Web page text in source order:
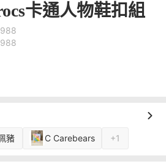
卡通人物鞋扣組
豬 C Carebears +1